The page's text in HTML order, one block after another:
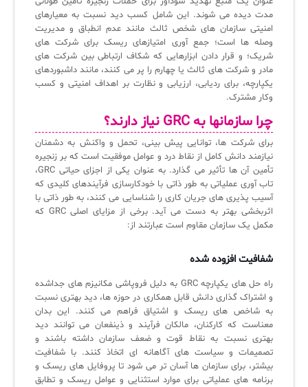
مدت دیده می شوند. این شامل کسب دید نسبت به معیارهای
امنیتی سازمان های شخص ثالث مانند عدم انطباق و مدیریت
وصله ها است؛ جمع آوری امتیازهای ریسک برای شرکت های
شریک؛ و قرار دادن ابزارهایی که شکاف ارتباطی بین شرکت های
مادر و شرکت های ثالث یا چهارم را پر می کنند، مانند داشبوردهای
یکپارچه، برای ردیابی، ارزیابی و نظارت بر اهداف امنیتی و کسب
وکار مشترک.
چرا سازمانها به GRC نیاز دارند؟
برای شرکت ها، توانایی پیش بینی، تحمل و واکنش به دشمنان
نیازمند دانش کامل از نقاط درد و عوامل موفقیت است که بر زنجیره
تأمین آن ها تأثیر می گذارد. به عنوان یکی از اجزای حیاتی GRC،
تاب آوری عملیاتی به طور ذاتی با خودکارسازی فرآیندهای کلیدی که
آسیب پذیری های جریان کاری را شناسایی می کنند، به طور ذاتی با
اثربخشی بهتر به دست می آید. برخی از مزایای اصلی GRC که
مکمل یک سازمان مقاوم است عبارتند از:
شفافیت افزوده شده
راه حل های یکپارچه GRC به دلیل فروپاشی مکانیزم های جداشده
و اشتراک گذاری دانش قابل همکاری در حوزه ها، دید بهتری نسبت
به شاخص های ریسک و اشتیاق فراهم می کنند. این بدان
معناست که کارکنان، مالکان فرآیند و ذینفعان می توانند دید
بهتری نسبت به نقاط قوت و ضعف سازمان داشته باشند و
تصمیمات و سیاست های آگاهانه ای اتخاذ کنند. با شفافیت
بیشتر، برای سازمان ها آسان تر می شود تا پروفایل های ریسک و
برنامه های عملیاتی برای موارد استثنایی و عوامل ریسک و تطابق